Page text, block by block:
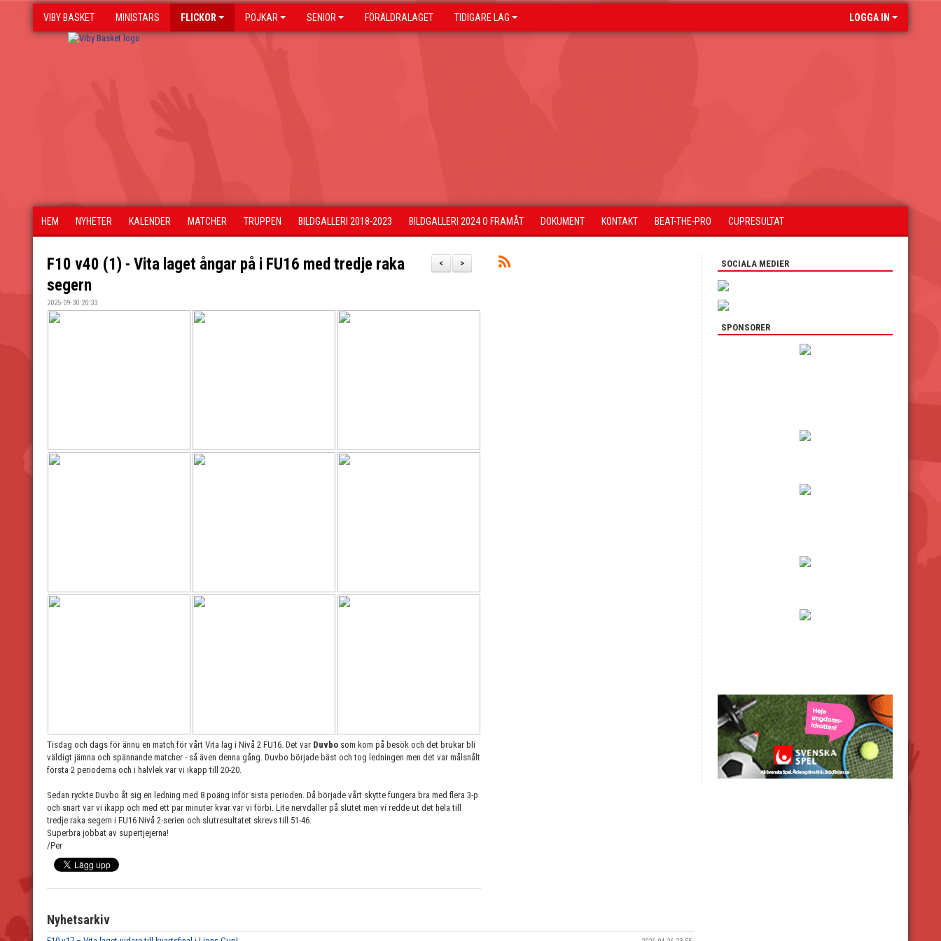
VIBY BASKET MINISTARS FLICKOR POJKAR SENIOR FÖRÄLDRALAGET TIDIGARE LAG LOGGA IN
HEM NYHETER KALENDER MATCHER TRUPPEN BILDGALLERI 2018-2023 BILDGALLERI 2024 O FRAMÅT DOKUMENT KONTAKT BEAT-THE-PRO CUPRESULTAT
>
<
F10 v40 (1) - Vita laget ångar på i FU16 med tredje raka
segern
2025-09-30 20:33
Tisdag och dags för ännu en match för vårt Vita lag i Nivå 2 FU16. Det var Duvbo som kom på besök och det brukar bli
väldigt jämna och spännande matcher - så även denna gång. Duvbo började bäst och tog ledningen men det var målsnålt
första 2 perioderna och i halvlek var vi ikapp till 20-20.
Sedan ryckte Duvbo åt sig en ledning med 8 poäng inför sista perioden. Då började vårt skytte fungera bra med flera 3-p
och snart var vi ikapp och med ett par minuter kvar var vi förbi. Lite nervdaller på slutet men vi redde ut det hela till
tredje raka segern i FU16 Nivå 2-serien och slutresultatet skrevs till 51-46.
Superbra jobbat av supertjejerna!
/Per
Nyhetsarkiv
SOCIALA MEDIER
SPONSORER